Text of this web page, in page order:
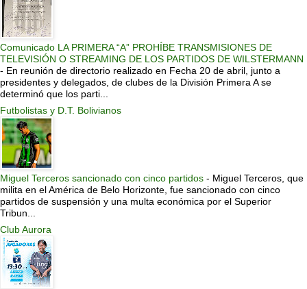
Comunicado LA PRIMERA “A” PROHÍBE TRANSMISIONES DE
TELEVISIÓN O STREAMING DE LOS PARTIDOS DE WILSTERMANN
- En reunión de directorio realizado en Fecha 20 de abril, junto a
presidentes y delegados, de clubes de la División Primera A se
determinó que los parti...
Futbolistas y D.T. Bolivianos
Miguel Terceros sancionado con cinco partidos - Miguel Terceros, que
milita en el América de Belo Horizonte, fue sancionado con cinco
partidos de suspensión y una multa económica por el Superior
Tribun...
Club Aurora